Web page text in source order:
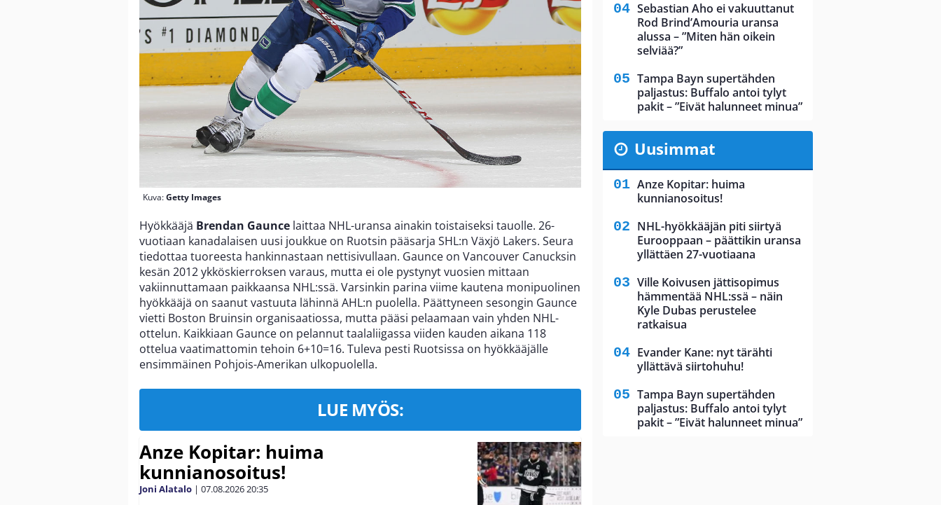
Kuva:Getty Images
Hyökkääjä Brendan Gaunce laittaa NHL-uransa ainakin toistaiseksi tauolle. 26-
vuotiaan kanadalaisen uusi joukkue on Ruotsin pääsarja SHL:n Växjö Lakers. Seura
tiedottaa tuoreesta hankinnastaan nettisivullaan. Gaunce on Vancouver Canucksin
kesän 2012 ykköskierroksen varaus, mutta ei ole pystynyt vuosien mittaan
vakiinnuttamaan paikkaansa NHL:ssä. Varsinkin parina viime kautena monipuolinen
hyökkääjä on saanut vastuuta lähinnä AHL:n puolella. Päättyneen sesongin Gaunce
vietti Boston Bruinsin organisaatiossa, mutta pääsi pelaamaan vain yhden NHL-
ottelun. Kaikkiaan Gaunce on pelannut taalaliigassa viiden kauden aikana 118
ottelua vaatimattomin tehoin 6+10=16. Tuleva pesti Ruotsissa on hyökkääjälle
ensimmäinen Pohjois-Amerikan ulkopuolella.
LUE MYÖS:
Anze Kopitar: huima
kunnianosoitus!
Joni Alatalo | 07.08.202620:35
Sebastian Aho ei vakuuttanut
Rod Brind’Amouria uransa
alussa – ”Miten hän oikein
selviää?”
Tampa Bayn supertähden
paljastus: Buffalo antoi tylyt
pakit – ”Eivät halunneet minua”
Uusimmat
Anze Kopitar: huima
kunnianosoitus!
NHL-hyökkääjän piti siirtyä
Eurooppaan – päättikin uransa
yllättäen 27-vuotiaana
Ville Koivusen jättisopimus
hämmentää NHL:ssä – näin
Kyle Dubas perustelee
ratkaisua
Evander Kane: nyt tärähti
yllättävä siirtohuhu!
Tampa Bayn supertähden
paljastus: Buffalo antoi tylyt
pakit – ”Eivät halunneet minua”